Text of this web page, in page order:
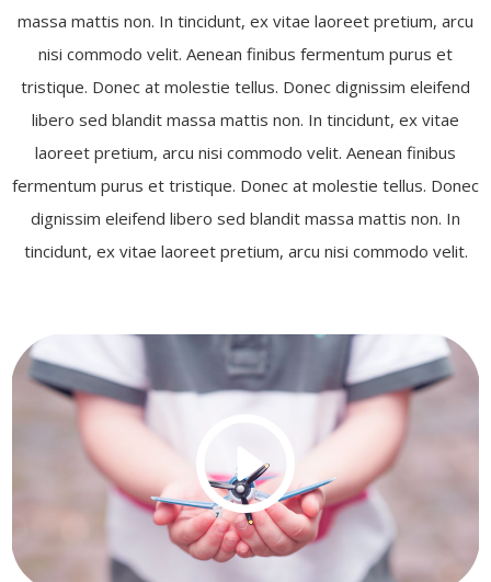
massa mattis non. In tincidunt, ex vitae laoreet pretium, arcu
nisi commodo velit. Aenean finibus fermentum purus et
tristique. Donec at molestie tellus. Donec dignissim eleifend
libero sed blandit massa mattis non. In tincidunt, ex vitae
laoreet pretium, arcu nisi commodo velit. Aenean finibus
fermentum purus et tristique. Donec at molestie tellus. Donec
dignissim eleifend libero sed blandit massa mattis non. In
tincidunt, ex vitae laoreet pretium, arcu nisi commodo velit.